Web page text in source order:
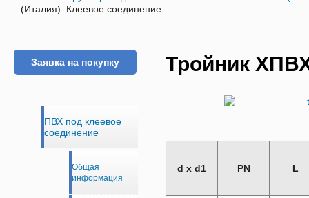
(Италия). Клеевое соединение.
Тройник
d x d1 PN L
Заявка на покупку
ПВХ под клеевое
соединение
Общая
информация